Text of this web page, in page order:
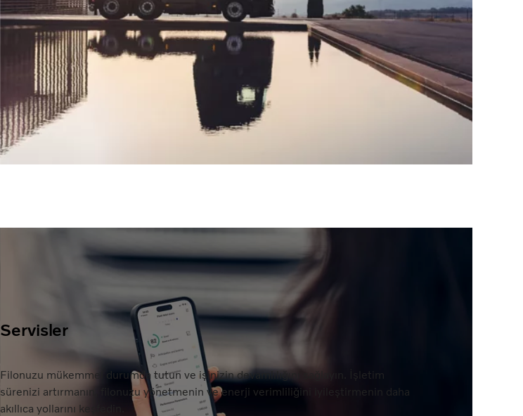
Servisler
Filonuzu mükemmel durumda tutun ve işinizin devamlılığını sağlayın. İşletim
sürenizi artırmanın, filonuzu yönetmenin ve enerji verimliliğini iyileştirmenin daha
akıllıca yollarını keşfedin.